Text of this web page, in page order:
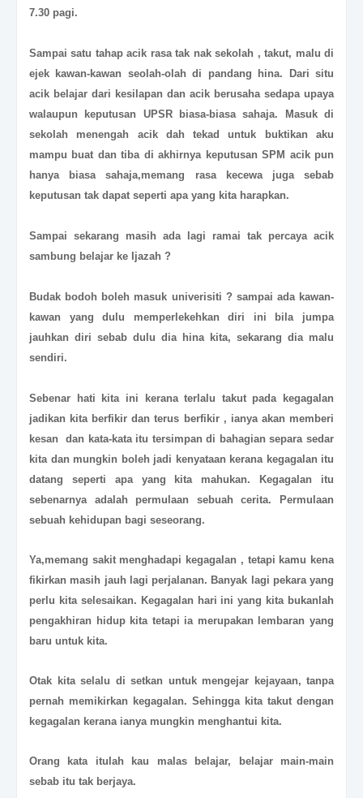
7.30 pagi.
Sampai satu tahap acik rasa tak nak sekolah , takut, malu di
ejek kawan-kawan seolah-olah di pandang hina. Dari situ
acik belajar dari kesilapan dan acik berusaha sedapa upaya
walaupun keputusan UPSR biasa-biasa sahaja. Masuk di
sekolah menengah acik dah tekad untuk buktikan aku
mampu buat dan tiba di akhirnya keputusan SPM acik pun
hanya biasa sahaja,memang rasa kecewa juga sebab
keputusan tak dapat seperti apa yang kita harapkan.
Sampai sekarang masih ada lagi ramai tak percaya acik
sambung belajar ke Ijazah ?
Budak bodoh boleh masuk univerisiti ? sampai ada kawan-
kawan yang dulu memperlekehkan diri ini bila jumpa
jauhkan diri sebab dulu dia hina kita, sekarang dia malu
sendiri.
Sebenar hati kita ini kerana terlalu takut pada kegagalan
jadikan kita berfikir dan terus berfikir , ianya akan memberi
kesan dan kata-kata itu tersimpan di bahagian separa sedar
kita dan mungkin boleh jadi kenyataan kerana kegagalan itu
datang seperti apa yang kita mahukan. Kegagalan itu
sebenarnya adalah permulaan sebuah cerita. Permulaan
sebuah kehidupan bagi seseorang.
Ya,memang sakit menghadapi kegagalan , tetapi kamu kena
fikirkan masih jauh lagi perjalanan. Banyak lagi pekara yang
perlu kita selesaikan. Kegagalan hari ini yang kita bukanlah
pengakhiran hidup kita tetapi ia merupakan lembaran yang
baru untuk kita.
Otak kita selalu di setkan untuk mengejar kejayaan, tanpa
pernah memikirkan kegagalan. Sehingga kita takut dengan
kegagalan kerana ianya mungkin menghantui kita.
Orang kata itulah kau malas belajar, belajar main-main
sebab itu tak berjaya.